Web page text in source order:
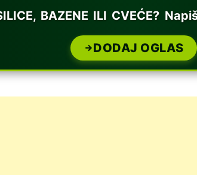
BAZENE ILI CVEĆE?
DODAJ OGLAS